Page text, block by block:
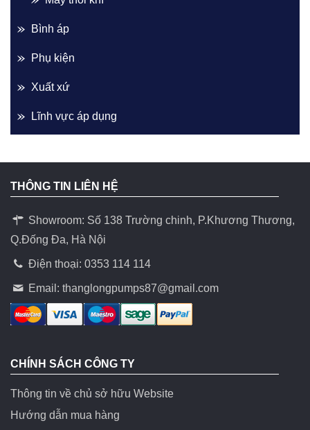
Bình áp
Phụ kiện
Xuất xứ
Lĩnh vực áp dụng
THÔNG TIN LIÊN HỆ
Showroom: Số 138 Trường chinh, P.Khương Thương,
Q.Đống Đa, Hà Nội
Điện thoại: 0353 114 114
Email:thanglongpumps87@gmail.com
CHÍNH SÁCH CÔNG TY
Thông tin về chủ sở hữu Website
Hướng dẫn mua hàng